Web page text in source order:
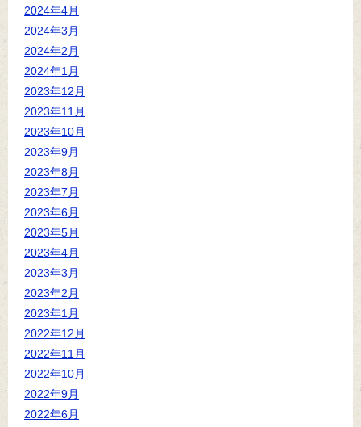
2024年4月
2024年3月
2024年2月
2024年1月
2023年12月
2023年11月
2023年10月
2023年9月
2023年8月
2023年7月
2023年6月
2023年5月
2023年4月
2023年3月
2023年2月
2023年1月
2022年12月
2022年11月
2022年10月
2022年9月
2022年6月